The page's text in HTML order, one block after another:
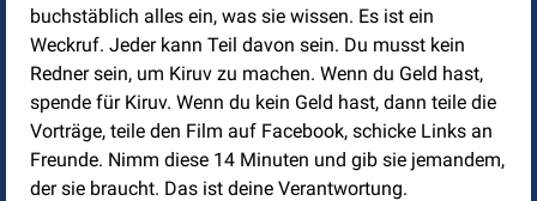
buchstäblich alles ein, was sie wissen. Es ist ein
Weckruf. Jeder kann Teil davon sein. Du musst kein
Redner sein, um Kiruv zu machen. Wenn du Geld hast,
spende für Kiruv. Wenn du kein Geld hast, dann teile die
Vorträge, teile den Film auf Facebook, schicke Links an
Freunde. Nimm diese 14 Minuten und gib sie jemandem,
der sie braucht. Das ist deine Verantwortung.